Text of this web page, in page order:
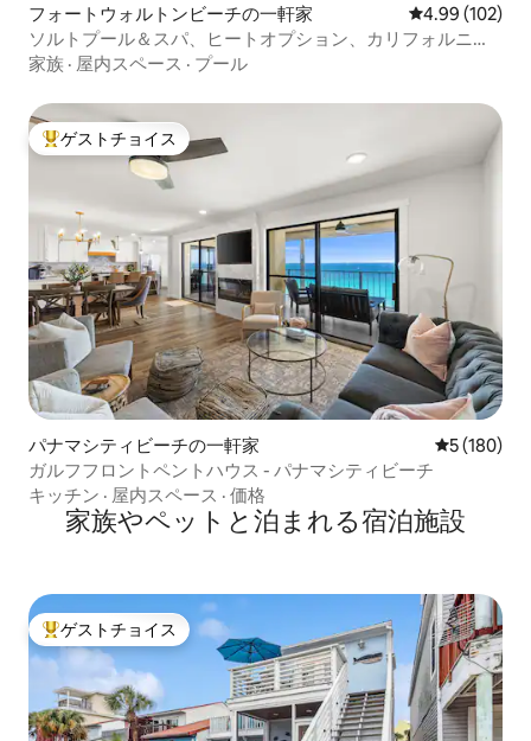
フォートウォルトンビーチの一軒家 レビュー102
4.99 (102)
ソルトプール＆スパ、ヒートオプション、カリフォルニア
キングサイズベッド、ビーチまで4分
家族 · 屋内スペース · プール
大好評のゲストチョイスです。
ゲストチョイス
パナマシティビーチの一軒家 レビュー
5 (180)
ガルフフロントペントハウス - パナマシティビーチ
キッチン · 屋内スペース · 価格
家族やペットと泊まれる宿泊施設
大好評のゲストチョイスです。
ゲストチョイス